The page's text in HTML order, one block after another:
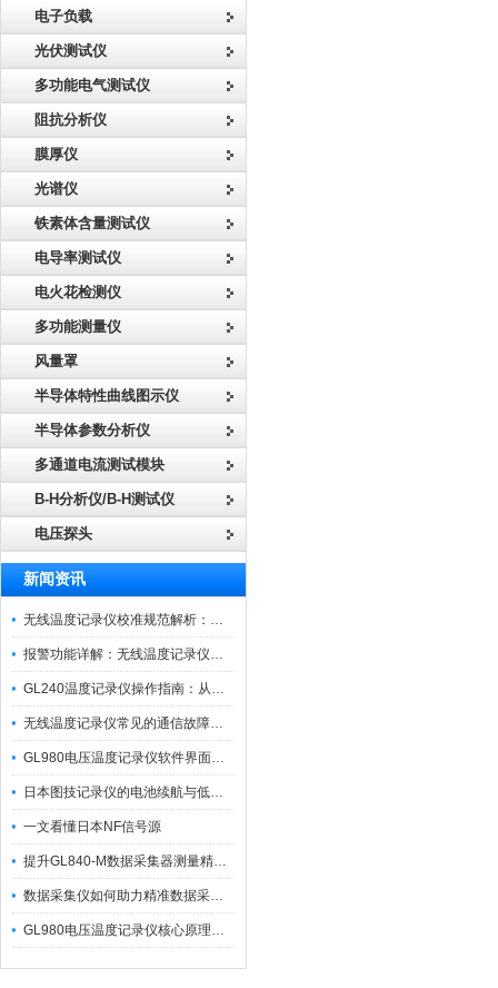
电子负载
光伏测试仪
多功能电气测试仪
阻抗分析仪
膜厚仪
光谱仪
铁素体含量测试仪
电导率测试仪
电火花检测仪
多功能测量仪
风量罩
半导体特性曲线图示仪
半导体参数分析仪
多通道电流测试模块
B-H分析仪/B-H测试仪
电压探头
新闻资讯
无线温度记录仪校准规范解析：从多点比对到不确定度评定的实操流程
报警功能详解：无线温度记录仪的阈值设定与通知机制
GL240温度记录仪操作指南：从开箱、接线到数据导出的标准化流程
无线温度记录仪常见的通信故障诊断与排除指南
GL980电压温度记录仪软件界面功能与使用技巧
日本图技记录仪的电池续航与低功耗模式适用场景分析
一文看懂日本NF信号源
提升GL840-M数据采集器测量精度的操作秘籍
数据采集仪如何助力精准数据采集与分析？​
GL980电压温度记录仪核心原理及行业应用